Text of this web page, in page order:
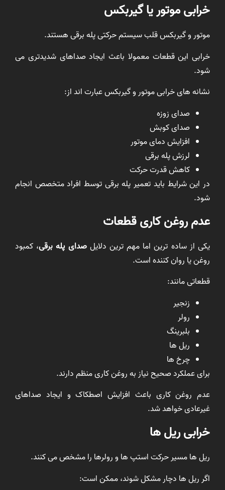
خرابی موتور یا گیربکس
موتور و گیربکس قلب سیستم حرکتی پله برقی هستند.
خرابی این قطعات معمولا باعث ایجاد صداهای شدیدتری می
شود.
نشانه های خرابی موتور و گیربکس عبارت اند از:
صدای زوزه
صدای کوبش
افزایش دمای موتور
لرزش پله برقی
کاهش قدرت حرکت
در این شرایط باید تعمیر پله برقی توسط افراد متخصص انجام
شود.
عدم روغن کاری قطعات
یکی از ساده ترین اما مهم ترین دلایلصدای پله برقی، کمبود
روغن یا روان کننده است.
قطعاتی مانند:
زنجیر
رولر
بلبرینگ
ریل ها
چرخ ها
برای عملکرد صحیح نیاز به روغن کاری منظم دارند.
عدم روغن کاری باعث افزایش اصطکاک و ایجاد صداهای
غیرعادی خواهد شد.
خرابی ریل ها
ریل ها مسیر حرکت استپ ها و رولرها را مشخص می کنند.
اگر ریل ها دچار مشکل شوند، ممکن است: